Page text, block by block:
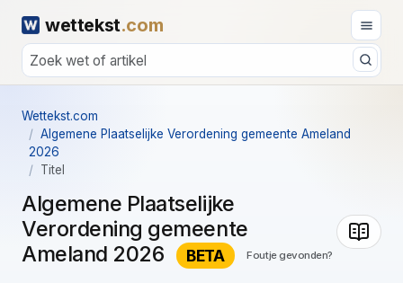
wettekst.com
Wettekst.com
Algemene Plaatselijke Verordening gemeente Ameland
2026
Titel
Algemene Plaatselijke
Verordening gemeente
Ameland 2026
BETA Foutje gevonden?